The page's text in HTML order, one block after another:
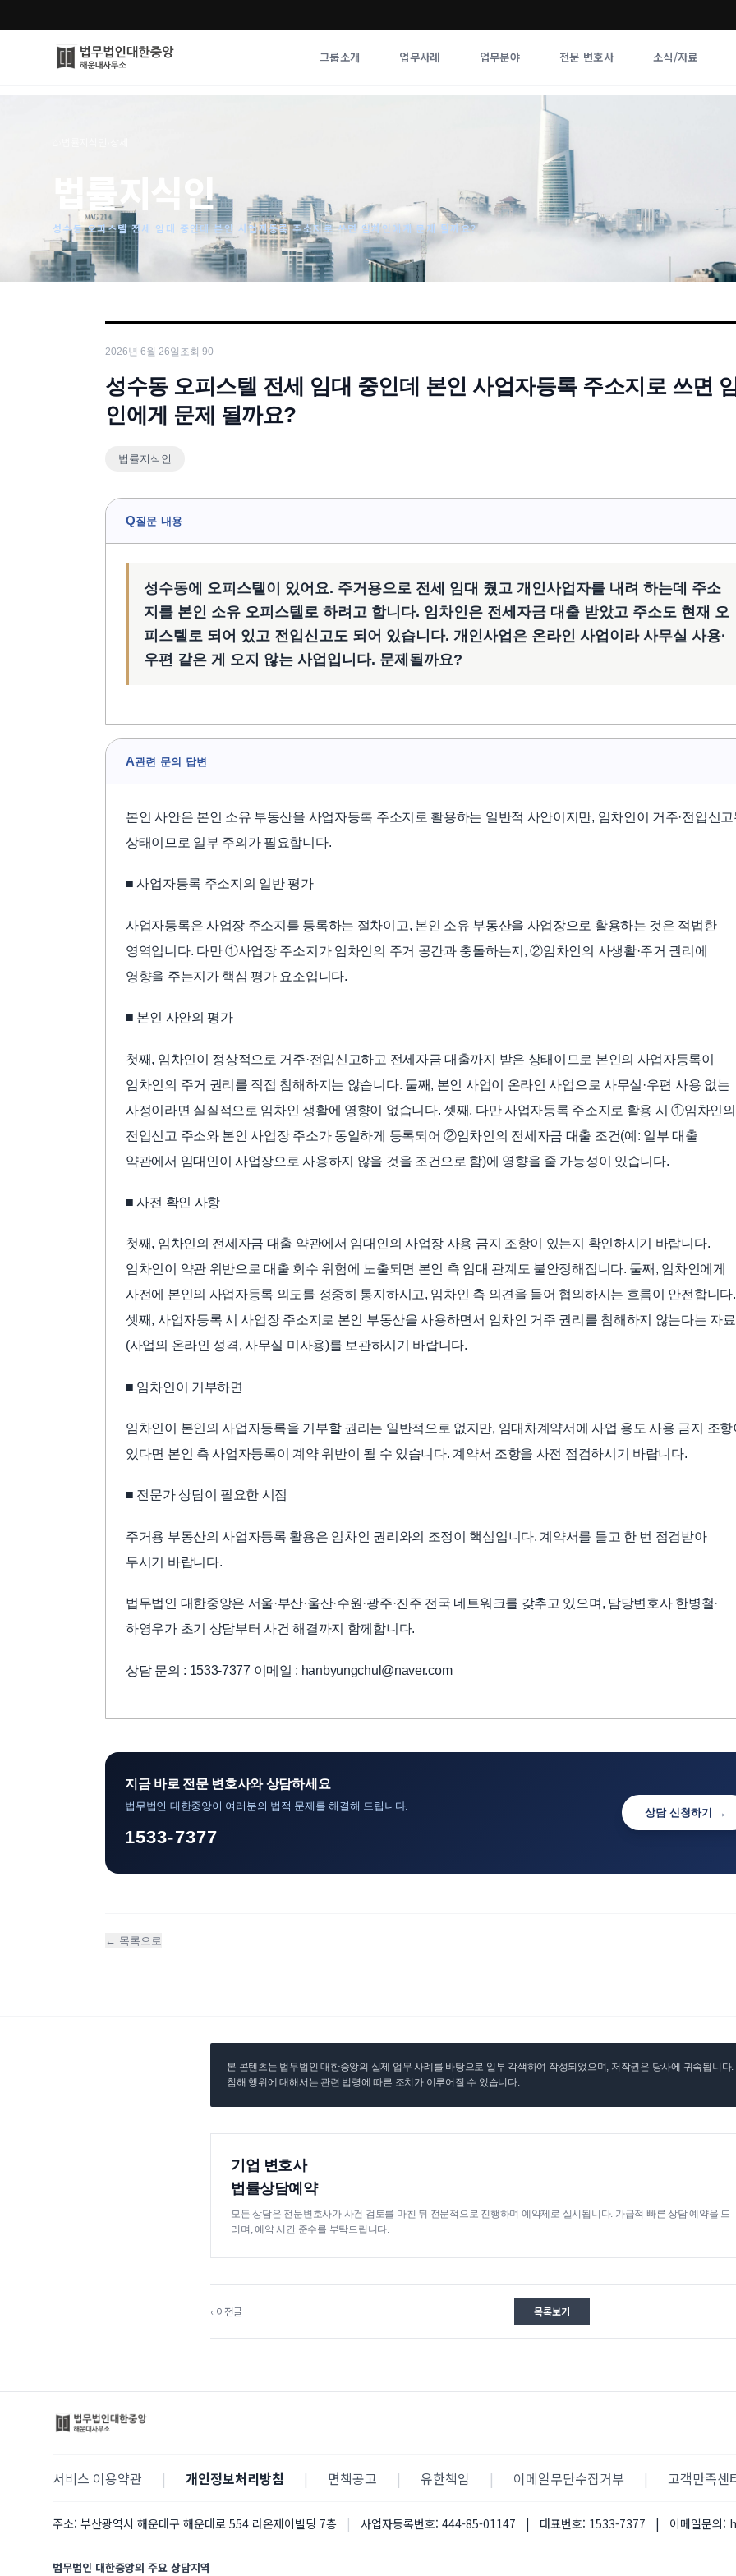
그룹소개 업무사례 업무분야 전문 변호사 소식/자료
사례분석/최신동향
법률정보
법률지식인
고객후기
법률지식인
성수동 오피스텔 전세 임대 중인데 본인 사업자등록 주소지로 쓰면 임차인에게 문제 될까요?
2026년 6월 26일 조회 90
성수동 오피스텔 전세 임대 중인데 본인 사업자등록 주소지로 쓰면
인에게 문제 될까요?
법률지식인
Q질문 내용
성수동에 오피스텔이 있어요. 주거용으로 전세 임대 줬고 개인사업자를 내려 하는데 주소
지를 본인 소유 오피스텔로 하려고 합니다. 임차인은 전세자금 대출 받았고 주소도 현재 오
피스텔로 되어 있고 전입신고도 되어 있습니다. 개인사업은 온라인 사업이라 사무실 사용·
우편 같은 게 오지 않는 사업입니다. 문제될까요?
A관련 문의 답변
본인 사안은 본인 소유 부동산을 사업자등록 주소지로 활용하는 일반적 사안이지만, 임차인이 거주·전입신고
상태이므로 일부 주의가 필요합니다.
■ 사업자등록 주소지의 일반 평가
사업자등록은 사업장 주소지를 등록하는 절차이고, 본인 소유 부동산을 사업장으로 활용하는 것은 적법한
영역입니다. 다만 ①사업장 주소지가 임차인의 주거 공간과 충돌하는지, ②임차인의 사생활·주거 권리에
영향을 주는지가 핵심 평가 요소입니다.
■ 본인 사안의 평가
첫째, 임차인이 정상적으로 거주·전입신고하고 전세자금 대출까지 받은 상태이므로 본인의 사업자등록이
임차인의 주거 권리를 직접 침해하지는 않습니다. 둘째, 본인 사업이 온라인 사업으로 사무실·우편 사용 없는
사정이라면 실질적으로 임차인 생활에 영향이 없습니다. 셋째, 다만 사업자등록 주소지로 활용 시 ①임차인의
전입신고 주소와 본인 사업장 주소가 동일하게 등록되어 ②임차인의 전세자금 대출 조건(예: 일부 대출
약관에서 임대인이 사업장으로 사용하지 않을 것을 조건으로 함)에 영향을 줄 가능성이 있습니다.
■ 사전 확인 사항
첫째, 임차인의 전세자금 대출 약관에서 임대인의 사업장 사용 금지 조항이 있는지 확인하시기 바랍니다.
임차인이 약관 위반으로 대출 회수 위험에 노출되면 본인 측 임대 관계도 불안정해집니다. 둘째, 임차인에게
사전에 본인의 사업자등록 의도를 정중히 통지하시고, 임차인 측 의견을 들어 협의하시는 흐름이 안전합니다.
셋째, 사업자등록 시 사업장 주소지로 본인 부동산을 사용하면서 임차인 거주 권리를 침해하지 않는다는 자료
(사업의 온라인 성격, 사무실 미사용)를 보관하시기 바랍니다.
■ 임차인이 거부하면
임차인이 본인의 사업자등록을 거부할 권리는 일반적으로 없지만, 임대차계약서에 사업 용도 사용 금지 조항
있다면 본인 측 사업자등록이 계약 위반이 될 수 있습니다. 계약서 조항을 사전 점검하시기 바랍니다.
■ 전문가 상담이 필요한 시점
주거용 부동산의 사업자등록 활용은 임차인 권리와의 조정이 핵심입니다. 계약서를 들고 한 번 점검받아
두시기 바랍니다.
법무법인 대한중앙은 서울·부산·울산·수원·광주·진주 전국 네트워크를 갖추고 있으며, 담당변호사 한병철·
하영우가 초기 상담부터 사건 해결까지 함께합니다.
상담 문의 : 1533-7377 이메일 : hanbyungchul@naver.com
지금 바로 전문 변호사와 상담하세요
법무법인 대한중앙이 여러분의 법적 문제를 해결해 드립니다.
1533-7377
상담 신청하기 →
← 목록으로
본 콘텐츠는 법무법인 대한중앙의 실제 업무 사례를 바탕으로 일부 각색하여 작성되었으며, 저작권은 당사에 귀속됩니다
침해 행위에 대해서는 관련 법령에 따른 조치가 이루어질 수 있습니다.
기업 변호사
법률상담예약
모든 상담은 전문변호사가 사건 검토를 마친 뒤 전문적으로 진행하며 예약제로 실시됩니다. 가급적 빠른 상담 예약을 드
리며, 예약 시간 준수를 부탁드립니다.
‹ 이전글 목록보기
서비스 이용약관 | 개인정보처리방침 | 면책공고 | 유한책임 | 이메일무단수집거부 | 고객만족센
주소: 부산광역시 해운대구 해운대로 554 라온제이빌딩 7층 | 사업자등록번호: 444-85-01147 | 대표번호: 1533-7377 | 이메일문의:
법무법인 대한중앙의 주요 상담지역